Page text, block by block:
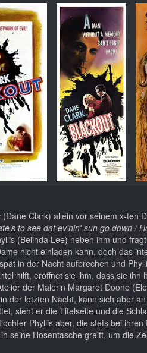
Clark) allein vor seinem x-ten
to see dat ev'nin' sun go down /
(Belinda Lee) neben ihm und
nicht einladen kann, doch das
in der Nacht aufbrechen und
hilft, eröffnet sie ihm, dass sie ihn
der Malerin Margaret Doone
der letzten Nacht, kann sich aber
sieht er die Titelseite und die
Phyllis aber, die stets bei ihren
seine Hosentasche greift, um die